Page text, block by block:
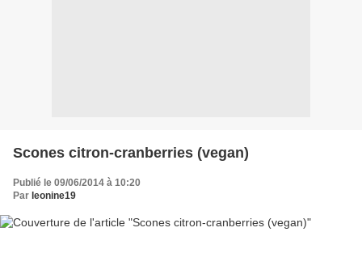
Scones citron-cranberries (vegan)
Publié le 09/06/2014 à 10:20
Par leonine19